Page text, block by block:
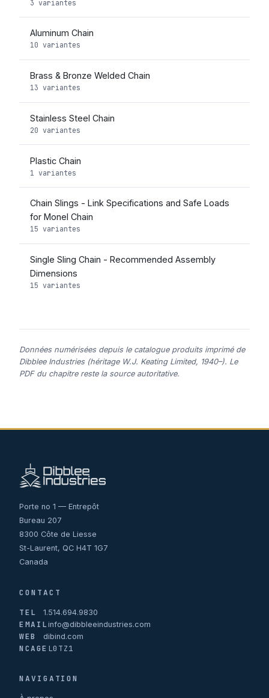
3 variantes
Aluminum Chain
10 variantes
Brass & Bronze Welded Chain
13 variantes
Stainless Steel Chain
20 variantes
Plastic Chain
1 variantes
Chain Slings - Link Specifications and Safe Loads
for Monel Chain
15 variantes
Single Sling Chain - Recommended Assembly
Dimensions
15 variantes
Données numérisées depuis le catalogue produits imprimé de
Dibblee Industries (héritage W.J. Keating Limited, 1940–). Le
PDF du chapitre reste la source autoritative.
Porte no 1 — Entrepôt
Bureau 207
8300 Côte de Liesse
St-Laurent, QC H4T 1G7
Canada
CONTACT
TEL
1.514.694.9830
EMAILinfo@dibbleeindustries.com
WEB dibind.com
NCAGE L0TZ1
NAVIGATION